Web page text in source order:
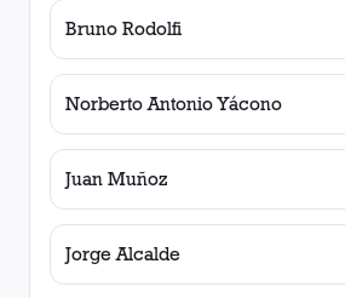
Bruno Rodolfi
Norberto Antonio Yácono
Juan Muñoz
Jorge Alcalde